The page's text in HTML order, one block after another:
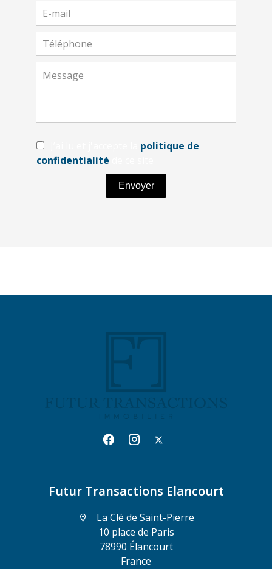
politique de
confidentialité
Envoyer
Futur Transactions Elancourt
La Clé de Saint-Pierre
10 place de Paris
78990 Élancourt
France